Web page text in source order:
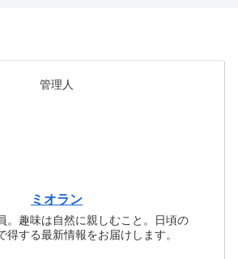
管理人
ミオラン
。趣味は自然に親しむこと。日頃の
得する最新情報をお届けします。